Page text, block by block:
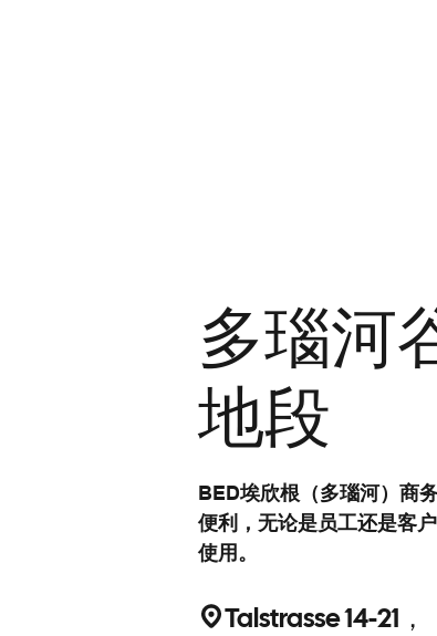
多瑙河
地段
BED埃欣根（多瑙河）商
便利，无论是员工还是客
使用。
Talstrasse 14-21，